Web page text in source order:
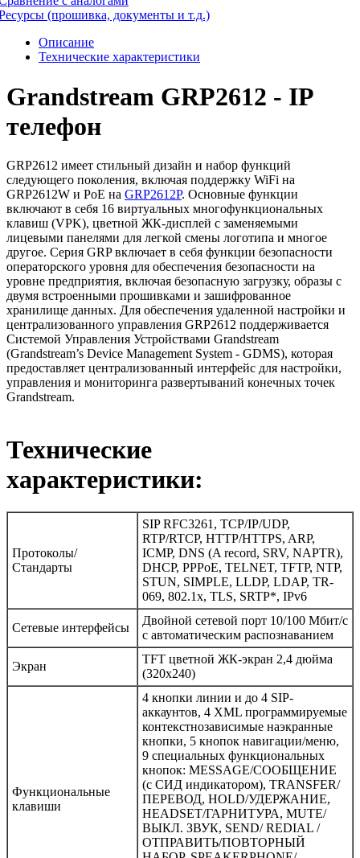
(прошивка, документы и т.д.)
Описание
Технические характеристики
Grandstream GRP2612 - IP
телефон
GRP2612 имеет стильный дизайн и набор функций
следующего поколения, включая поддержку WiFi на
GRP2612W и PoE на GRP2612P. Основные функции
включают в себя 16 виртуальных многофункциональных
клавиш (VPK), цветной ЖК-дисплей с заменяемыми
лицевыми панелями для легкой смены логотипа и многое
другое. Серия GRP включает в себя функции безопасности
операторского уровня для обеспечения безопасности на
уровне предприятия, включая безопасную загрузку, образы с
двумя встроенными прошивками и зашифрованное
хранилище данных. Для обеспечения удаленной настройки и
централизованного управления GRP2612 поддерживается
Системой Управления Устройствами Grandstream
(Grandstream’s Device Management System - GDMS), которая
предоставляет централизованный интерфейс для настройки,
управления и мониторинга развертываний конечных точек
Grandstream.
Технические
характеристики:
Протоколы/
Стандарты
SIP RFC3261, TCP/IP/UDP,
RTP/RTCP, HTTP/HTTPS, ARP,
ICMP, DNS (A record, SRV, NAPTR),
DHCP, PPPoE, TELNET, TFTP, NTP,
STUN, SIMPLE, LLDP, LDAP, TR-
069, 802.1x, TLS, SRTP*, IPv6
Сетевые интерфейсы
Двойной сетевой порт 10/100 Мбит/с
с автоматическим распознаванием
Экран
TFT цветной ЖК-экран 2,4 дюйма
(320x240)
Функциональные
клавиши
4 кнопки линии и до 4 SIP-
аккаунтов, 4 XML программируемые
контекстнозависимые наэкранные
кнопки, 5 кнопок навигации/меню,
9 специальных функциональных
кнопок: MESSAGE/СООБЩЕНИЕ
(с СИД индикатором), TRANSFER/
ПЕРЕВОД, HOLD/УДЕРЖАНИЕ,
HEADSET/ГАРНИТУРА, MUTE/
ВЫКЛ. ЗВУК, SEND/ REDIAL /
ОТПРАВИТЬ/ПОВТОРНЫЙ